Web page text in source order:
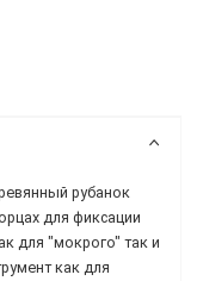
рубанок
для фиксации
для "мокрого" так и
как для